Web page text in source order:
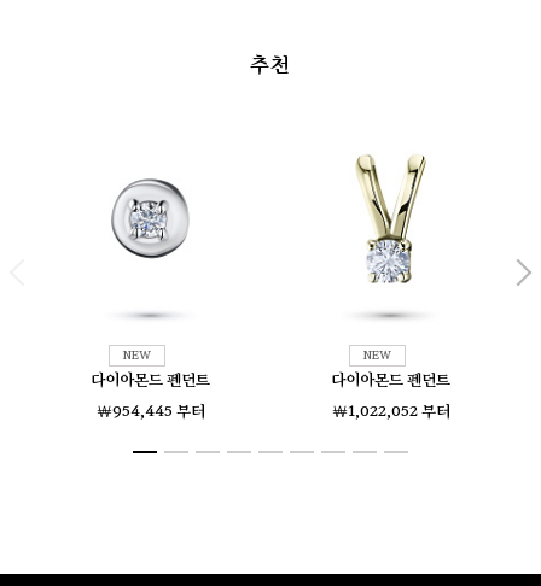
추천
다이아몬드 펜던트
￦954,445 부터
다이아몬드 펜던트
￦1,022,052 부터